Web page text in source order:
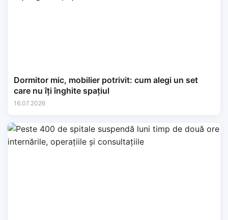
Dormitor mic, mobilier potrivit: cum alegi un set
care nu îți înghite spațiul
16.07.2026